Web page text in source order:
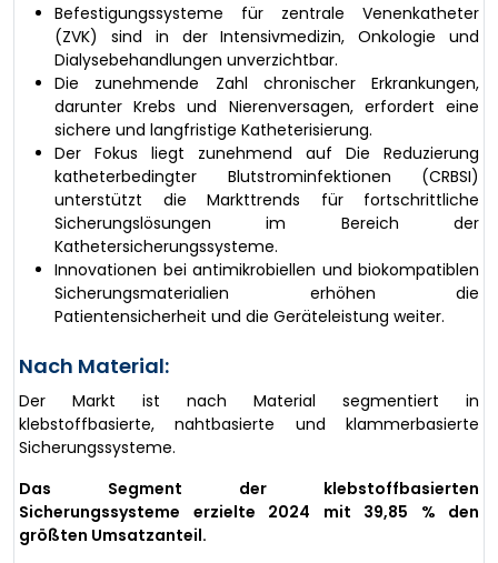
Befestigungssysteme für zentrale Venenkatheter
(ZVK) sind in der Intensivmedizin, Onkologie und
Dialysebehandlungen unverzichtbar.
Die zunehmende Zahl chronischer Erkrankungen,
darunter Krebs und Nierenversagen, erfordert eine
sichere und langfristige Katheterisierung.
Der Fokus liegt zunehmend auf Die Reduzierung
katheterbedingter Blutstrominfektionen (CRBSI)
unterstützt die Markttrends für fortschrittliche
Sicherungslösungen im Bereich der
Kathetersicherungssysteme.
Innovationen bei antimikrobiellen und biokompatiblen
Sicherungsmaterialien erhöhen die
Patientensicherheit und die Geräteleistung weiter.
Nach Material:
Der Markt ist nach Material segmentiert in
klebstoffbasierte, nahtbasierte und klammerbasierte
Sicherungssysteme.
Das Segment der klebstoffbasierten
Sicherungssysteme erzielte 2024 mit 39,85 % den
größten Umsatzanteil.